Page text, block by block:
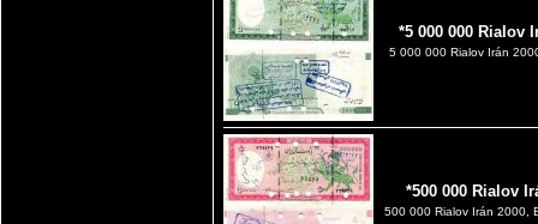
*5 000 000 Rialov
5 000 000 Rialov Irán
*500 000 Rialov
500 000 Rialov Irán 2000,